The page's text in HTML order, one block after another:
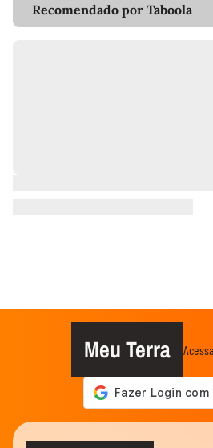
Recomendado por Taboola
Meu Terra